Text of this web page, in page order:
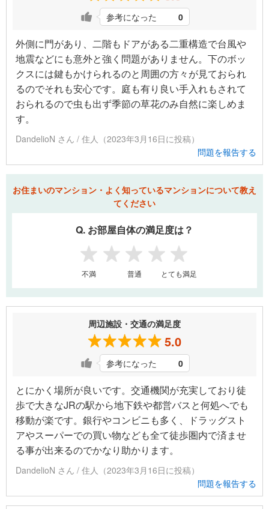
参考になった 0
外側に門があり、二階もドアがある二重構造で台風や
地震などにも意外と強く問題がありません。下のボッ
クスには鍵もかけられるのと周囲の方々が見ておられ
るのでそれも安心です。庭も有り良い手入れもされて
おられるので虫も出ず季節の草花のみ自然に楽しめま
す。
DandelioN さん / 住人（2023年3月16日に投稿）
問題を報告する
お住まいのマンション・よく知っているマンションについて教え
てください
Q. お部屋自体の満足度は？
1 2 3 4 5
不満 普通 とても満足
周辺施設・交通の満足度
5.0
参考になった 0
とにかく場所が良いです。交通機関が充実しており徒
歩で大きなJRの駅から地下鉄や都営バスと何処へでも
移動が楽です。銀行やコンビニも多く、ドラッグスト
アやスーパーでの買い物なども全て徒歩圏内で済ませ
る事が出来るのでかなり助かります。
DandelioN さん / 住人（2023年3月16日に投稿）
問題を報告する